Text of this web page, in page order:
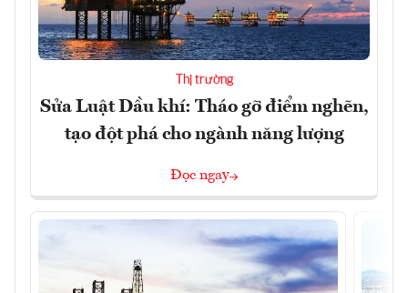
Thị trường
Sửa Luật Dầu khí: Tháo gỡ điểm nghẽn,
tạo đột phá cho ngành năng lượng
Đọc ngay